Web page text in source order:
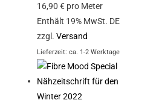
16,90€ pro Meter
Enthält 19% MwSt. DE
zzgl.Versand
Lieferzeit: ca. 1-2 Werktage